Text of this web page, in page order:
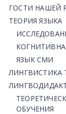
ГОСТИ НАШЕЙ
ТЕОРИЯ ЯЗЫКА
ЯЗЫК СМИ
ЛИНГВИСТИКА
ОБУЧЕНИЯ